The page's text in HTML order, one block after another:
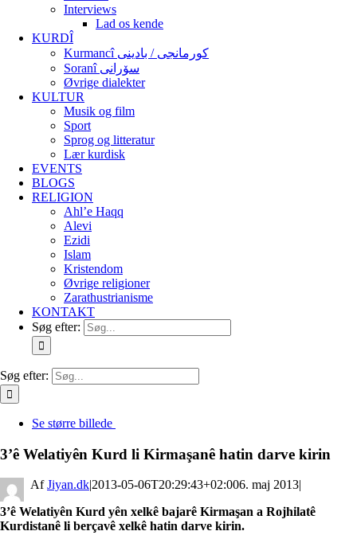
Interviews
Lad os kende
KURDÎ
Kurmancî کورمانجی / بادینی
Soranî سۆرانی
Øvrige dialekter
KULTUR
Musik og film
Sport
Sprog og litteratur
Lær kurdisk
EVENTS
BLOGS
RELIGION
Ahl’e Haqq
Alevi
Ezidi
Islam
Kristendom
Øvrige religioner
Zarathustrianisme
KONTAKT
Søg efter:
Søg efter:
Se større billede
3’ê Welatiyên Kurd li Kirmaşanê hatin darve kirin
By Jiyan.dk|2013-05-06T20:29:43+02:006. maj 2013|
3’ê Welatiyên Kurd yên xelkê bajarê Kirmaşan a Rojhilatê
Kurdistanê li berçavê xelkê hatin darve kirin.